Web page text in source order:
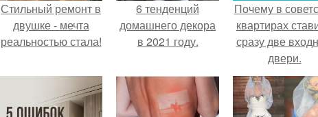
Стильный ремонт в
двушке - мечта
реальностью стала!
6 тенденций
домашнего декора
в 2021 году.
Почему в
квартирах
сразу две
двери.